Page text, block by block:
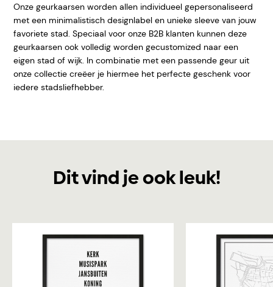
Onze geurkaarsen worden allen individueel gepersonaliseerd
met een minimalistisch designlabel en unieke sleeve van jouw
favoriete stad. Speciaal voor onze B2B klanten kunnen deze
geurkaarsen ook volledig worden gecustomized naar een
eigen stad of wijk. In combinatie met een passende geur uit
onze collectie creëer je hiermee het perfecte geschenk voor
iedere stadsliefhebber.
Dit vind je ook leuk!